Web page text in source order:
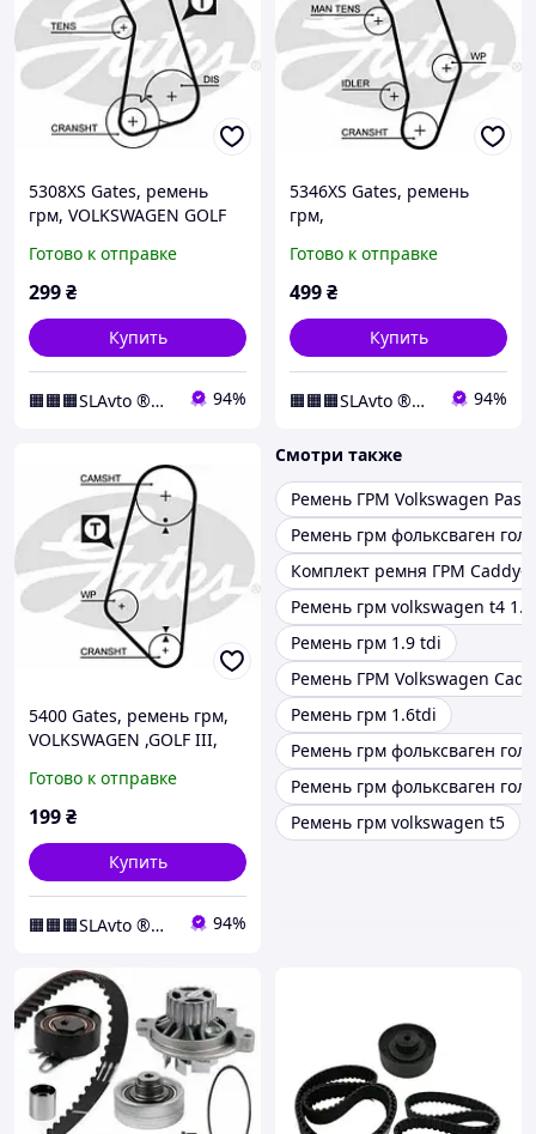
5308XS Gates, ремень
грм, VOLKSWAGEN GOLF
Готово к отправке
299₴
Купить
🟧🟧🟧SLAvto ®️🇺🇦 94%
5346XS Gates, ремень
грм,
IV, t4, AUDI 100, C4, 2.4,2.5
Готово к отправке
499₴
Купить
🟧🟧🟧SLAvto ®️🇺🇦 94%
5400 Gates, ремень грм,
VOLKSWAGEN ,GOLF III,
IBIZA
Готово к отправке
199₴
Купить
🟧🟧🟧SLAvto ®️🇺🇦 94%
Смотри также
Ремень ГРМ Volkswagen
Ремень грм фольксваген
Комплект ремня ГРМ Caddy-
Ремень грм volkswagen t4
Ремень грм 1.9 tdi
Ремень ГРМ Volkswagen
Ремень грм 1.6tdi
Ремень грм фольксваген
Ремень грм фольксваген
Ремень грм volkswagen t5